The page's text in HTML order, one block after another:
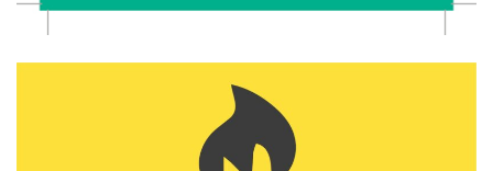
7 Авг 2026 10:32 150
раскрывает красоту заповедных уголков России
118
День физкультурника в Тверской области: где и